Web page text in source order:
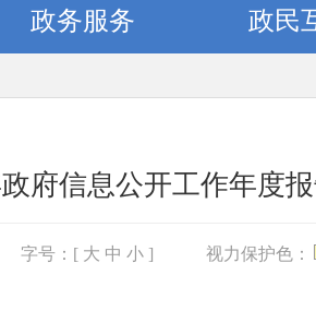
政务服务 政民
府信息公开工作年度
字号：[ 大 中 小 ] 视力保护色：